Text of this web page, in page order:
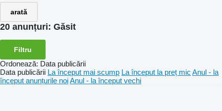
arată
20 anunțuri: Găsit
Filtru
Ordonează: Data publicării
Data publicării La început mai scump La început la preț mic Anul - la
început anunțurile noiAnul - la început vechi